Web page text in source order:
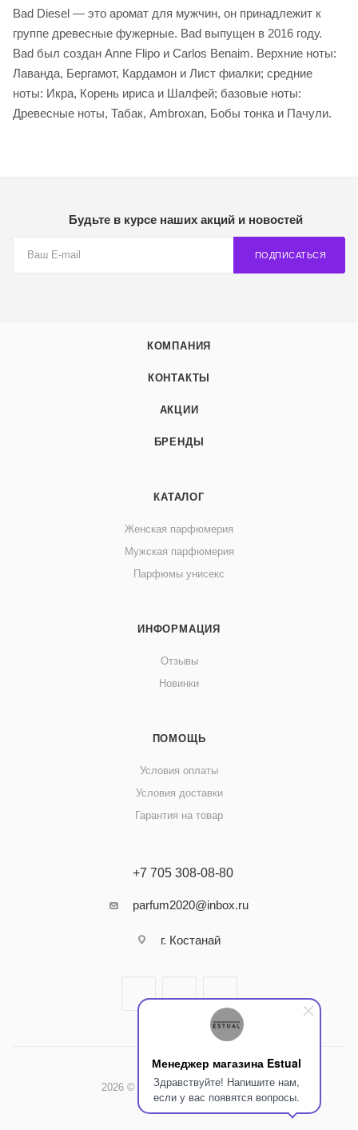
Менеджер магазина Estual
Здравствуйте! Напишите нам,
если у вас появятся вопросы.
Bad Diesel — это аромат для мужчин, он принадлежит к
группе древесные фужерные. Bad выпущен в 2016 году.
Bad был создан Anne Flipo и Carlos Benaim. Верхние ноты:
Лаванда, Бергамот, Кардамон и Лист фиалки; средние
ноты: Икра, Корень ириса и Шалфей; базовые ноты:
Древесные ноты, Табак, Ambroxan, Бобы тонка и Пачули.
Будьте в курсе наших акций и новостей
ПОДПИСАТЬСЯ
КОМПАНИЯ
КОНТАКТЫ
АКЦИИ
БРЕНДЫ
КАТАЛОГ
Женская парфюмерия
Мужская парфюмерия
Парфюмы унисекс
ИНФОРМАЦИЯ
Отзывы
Новинки
ПОМОЩЬ
Условия оплаты
Условия доставки
Гарантия на товар
+7 705 308-08-80
parfum2020@inbox.ru
г. Костанай
2026 © Интернет-магазин Estual